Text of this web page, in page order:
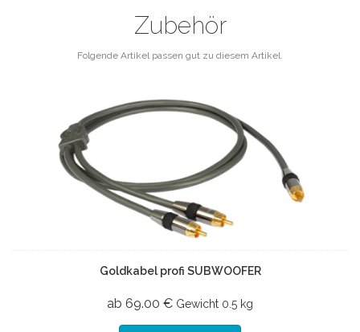
Zubehör
Folgende Artikel passen gut zu diesem Artikel.
Goldkabel profi SUBWOOFER
ab 69.00 € Gewicht 0.5 kg